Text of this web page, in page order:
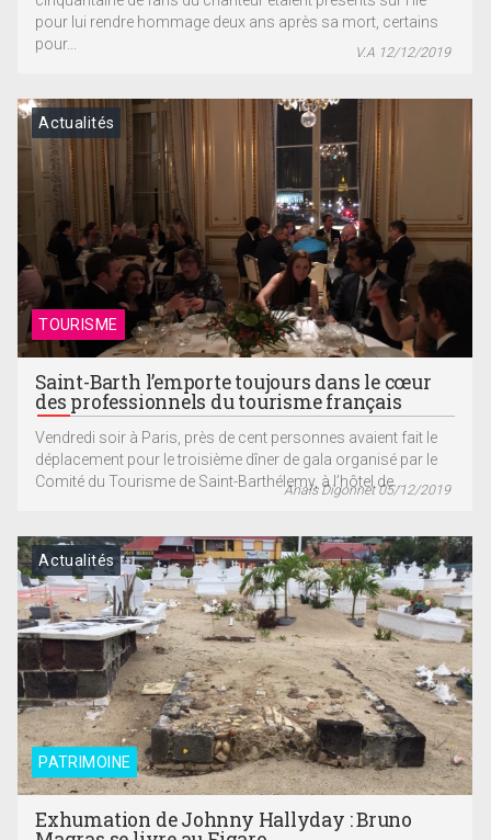
pour lui rendre hommage deux ans après sa mort, certains
pour...
V.A 12/12/2019
TOURISME
Actualités
Saint-Barth l’emporte toujours dans le cœur
des professionnels du tourisme français
Vendredi soir à Paris, près de cent personnes avaient fait le
déplacement pour le troisième dîner de gala organisé par le
Comité du Tourisme de Saint-Barthélemy, à l’hôtel de...
Anaïs Digonnet 05/12/2019
PATRIMOINE
Actualités
Exhumation de Johnny Hallyday : Bruno